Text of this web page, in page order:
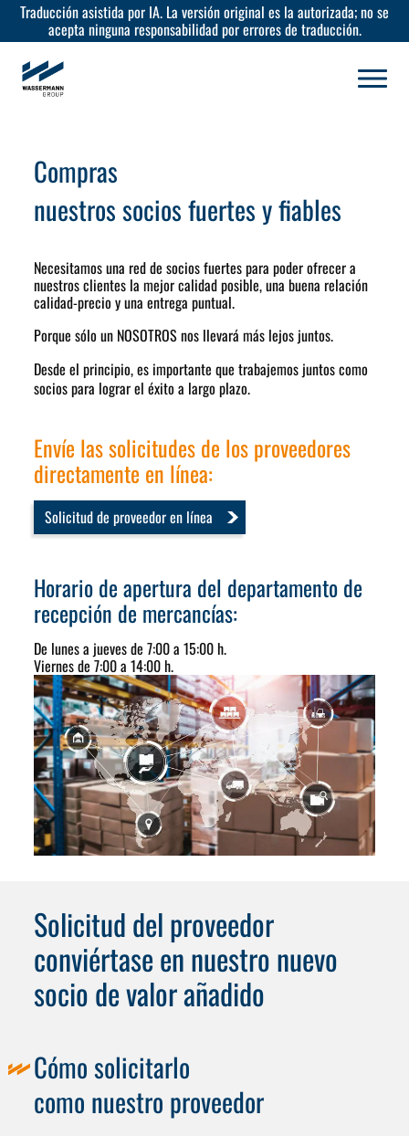
Traducción asistida por IA. La versión original es la autorizada; no se
acepta ninguna responsabilidad por errores de traducción.
Compras
nuestros socios fuertes y fiables
Necesitamos una red de socios fuertes para poder ofrecer a
nuestros clientes la mejor calidad posible, una buena relación
calidad-precio y una entrega puntual.
Porque sólo un NOSOTROSnos llevará más lejos juntos.
Desde el principio, es importante que trabajemos juntos como
socios para lograr el éxito a largo plazo.
Envíe las solicitudes de los proveedores
directamente en línea:
Solicitud de proveedor en línea
Horario de apertura del departamento de
recepción de mercancías:
De lunes a jueves de 7:00 a 15:00 h.
Viernes de 7:00 a 14:00 h.
Solicitud del proveedor
conviértase en nuestro nuevo
socio de valor añadido
Cómo solicitarlo
como nuestro proveedor